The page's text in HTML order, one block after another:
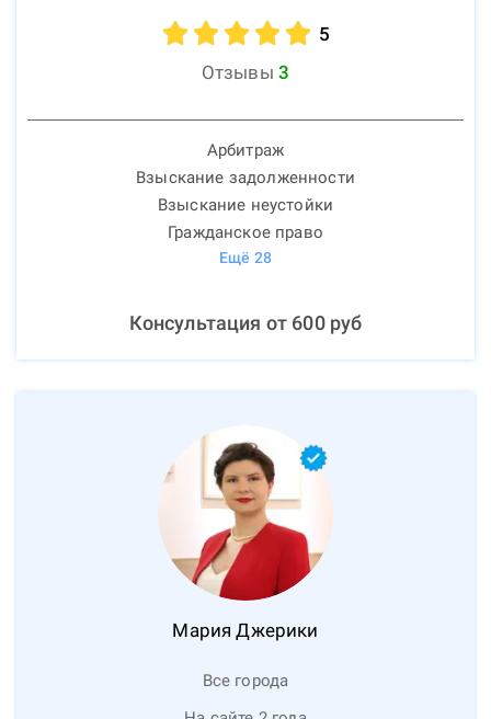
5
Отзывы 3
Арбитраж
Взыскание задолженности
Взыскание неустойки
Гражданское право
Ещё 28
Консультация от 600руб
Мария Джерики
Все города